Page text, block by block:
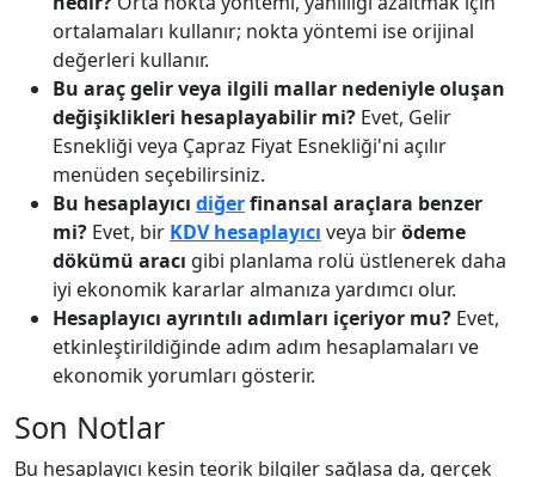
ortalamaları kullanır; nokta yöntemi ise orijinal
değerleri kullanır.
Bu araç gelir veya ilgili mallar nedeniyle oluşan
değişiklikleri hesaplayabilir mi? Evet, Gelir
Esnekliği veya Çapraz Fiyat Esnekliği'ni açılır
menüden seçebilirsiniz.
Bu hesaplayıcı diğerfinansal araçlara benzer
mi? Evet, bir KDV hesaplayıcı veya birödeme
dökümü aracı gibi planlama rolü üstlenerek daha
iyi ekonomik kararlar almanıza yardımcı olur.
Hesaplayıcı ayrıntılı adımları içeriyor mu? Evet,
etkinleştirildiğinde adım adım hesaplamaları ve
ekonomik yorumları gösterir.
Son Notlar
Bu hesaplayıcı kesin teorik bilgiler sağlasa da, gerçek